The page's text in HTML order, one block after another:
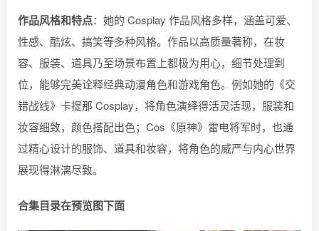
作品风格和特点：她的 Cosplay 作品风格多样，涵盖可爱、
性感、酷炫、搞笑等多种风格。作品以高质量著称，在妆
容、服装、道具乃至场景布置上都极为用心，细节处理到
位，能够完美诠释经典动漫角色和游戏角色。例如她的《交
错战线》卡提那 Cosplay，将角色演绎得活灵活现，服装和
妆容细致，颜色搭配出色；Cos《原神》雷电将军时，也通
过精心设计的服饰、道具和妆容，将角色的威严与内心世界
展现得淋漓尽致。
合集目录在预览图下面